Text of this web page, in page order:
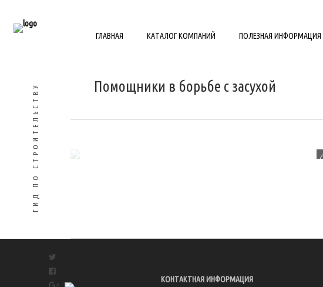
ГЛАВНАЯ КАТАЛОГ КОМПАНИЙ ПОЛЕЗНАЯ ИНФОРМАЦИЯ
ГИД ПО СТРОИТЕЛЬСТВУ Помощники в борьбе с засухой
фруктов и даже цветов, будут
индивидуален и каждый решаетКОНТАКТНАЯ ИНФОРМАЦИЯ